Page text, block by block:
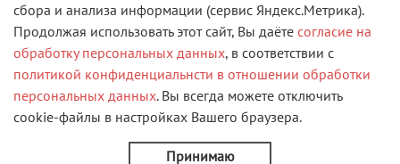
г. Иваново, ул. 10 августа, д.43 ТОЦ "Августин"
2 этаж, тел. +7(4932) 58-14-58
VK
© 2013 - 2026 Туристическая компания "Скорость". Все
права защищены.
сбора и анализа информации (сервис Яндекс.Метрика).
Продолжая использовать этот сайт, Вы даёте согласие на
обработку персональных данных, в соответствии с
политикой конфиденциальнсти в отношении обработки
персональных данных. Вы всегда можете отключить
cookie-файлы в настройках Вашего браузера.
Принимаю